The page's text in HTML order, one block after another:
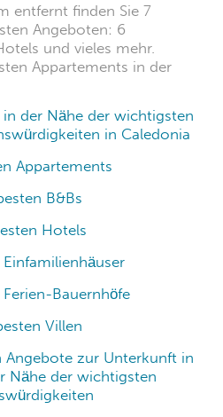
entfernt finden Sie 7
Angeboten: 6
und vieles mehr.
Appartements in der
der Nähe der wichtigsten
in Caledonia
Appartements
B&Bs
Hotels
Bauernhöfe
Villen
Angebote zur Unterkunft in
Nähe der wichtigsten